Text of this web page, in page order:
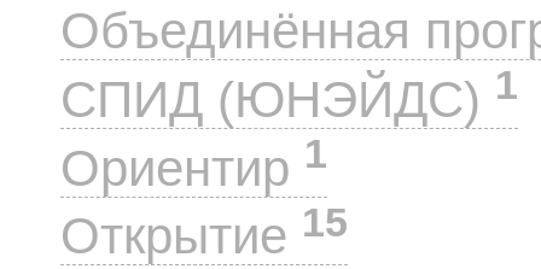
Объединённая
СПИД (ЮНЭЙДС) 1
Ориентир 1
Открытие 15